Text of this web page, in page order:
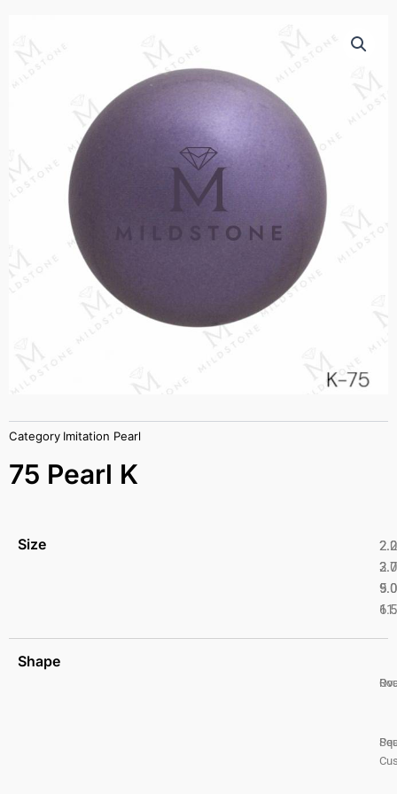
Category Imitation Pearl
75 Pearl K
Size
Shape